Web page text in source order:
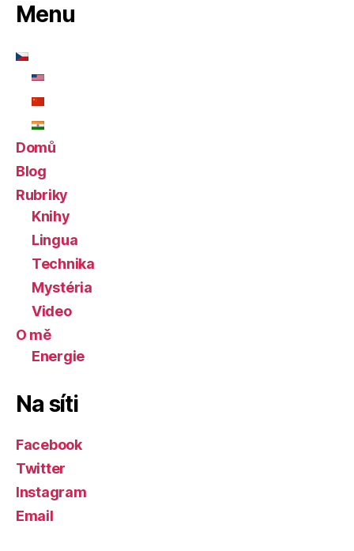
Menu
Domů
Blog
Rubriky
Knihy
Lingua
Technika
Mystéria
Video
O mě
Energie
Na síti
Facebook
Twitter
Instagram
Email